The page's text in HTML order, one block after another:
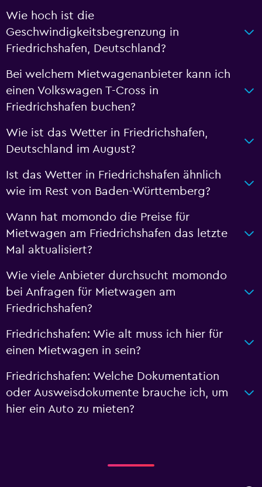
Wie hoch ist die
Geschwindigkeitsbegrenzung in
Friedrichshafen, Deutschland?
Bei welchem Mietwagenanbieter kann ich
einen Volkswagen T-Cross in
Friedrichshafen buchen?
Wie ist das Wetter in Friedrichshafen,
Deutschland im August?
Ist das Wetter in Friedrichshafen ähnlich
wie im Rest von Baden-Württemberg?
Wann hat momondo die Preise für
Mietwagen am Friedrichshafen das letzte
Mal aktualisiert?
Wie viele Anbieter durchsucht momondo
bei Anfragen für Mietwagen am
Friedrichshafen?
Friedrichshafen: Wie alt muss ich hier für
einen Mietwagen in sein?
Friedrichshafen: Welche Dokumentation
oder Ausweisdokumente brauche ich, um
hier ein Auto zu mieten?